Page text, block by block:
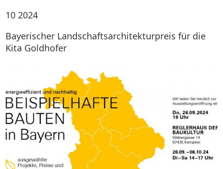
10 2024
Bayerischer Landschaftsarchitekturpreis für die
Kita Goldhofer